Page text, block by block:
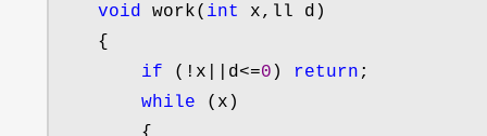
void work( int
x,ll d)
    {
if (!x||d<=0 ) return ;
while (x)